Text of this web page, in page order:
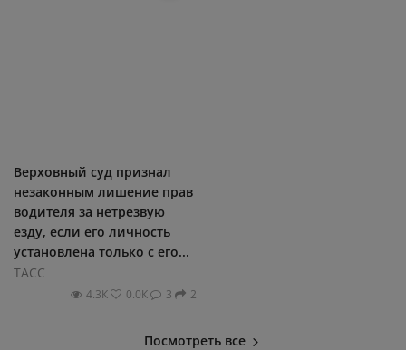
Верховный суд признал
незаконным лишение прав
водителя за нетрезвую
езду, если его личность
установлена только с его...
ТАСС
4.3К 0.0К 3 2
Посмотреть все